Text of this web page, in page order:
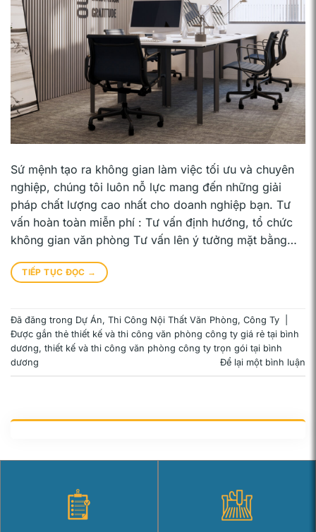
Sứ mệnh tạo ra không gian làm việc tối ưu và chuyên
nghiệp, chúng tôi luôn nỗ lực mang đến những giải
pháp chất lượng cao nhất cho doanh nghiệp bạn. Tư
vấn hoàn toàn miễn phí : Tư vấn định hướng, tổ chức
không gian văn phòng Tư vấn lên ý tưởng mặt bằng…
TIẾP TỤC ĐỌC →
Đã đăng trong Dự Án, Thi Công Nội Thất Văn Phòng, Công Ty
Được gắn thẻ thiết kế và thi công văn phòng công ty giá rẻ tại bình
dương, thiết kế và thi công văn phòng công ty trọn gói tại bình
dương
Để lại một bình luận